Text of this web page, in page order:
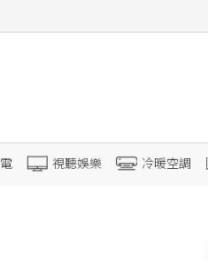
視聽娛樂 冷暖空調